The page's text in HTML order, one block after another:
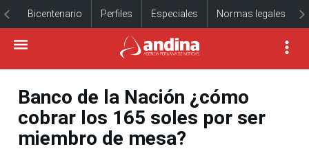
Bicentenario Perfiles Especiales Normas legales
Banco de la Nación ¿cómo
cobrar los 165 soles por ser
miembro de mesa?